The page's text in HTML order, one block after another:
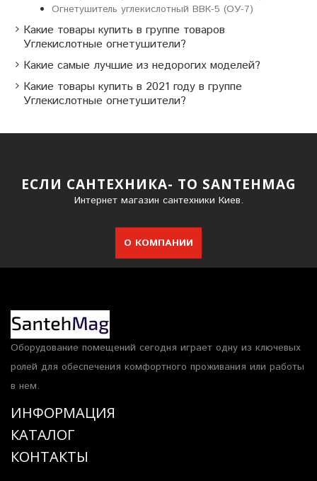
Огнетушитель углекислотный ВВК-5 (ОУ-7)
Какие товары купить в группе товаров
Углекислотные огнетушители?
Какие самые лучшие из недорогих моделей?
Какие товары купить в 2021 году в группе
Углекислотные огнетушители?
ЕСЛИ САНТЕХНИКА- ТО SANTEHMAG
Интернет магазин сантехники Киев.
О КОМПАНИИ
Оборудование помещений сегодня играет одну из ключевых
ролей для обеспечения комфортного проживания или работы
в нем.
ИНФОРМАЦИЯ
КАТАЛОГ
КОНТАКТЫ